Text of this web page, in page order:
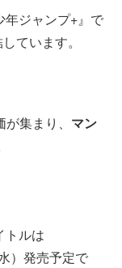
年ジャンプ+』で
ています。
集まり、 マン
トルは
）発売予定で